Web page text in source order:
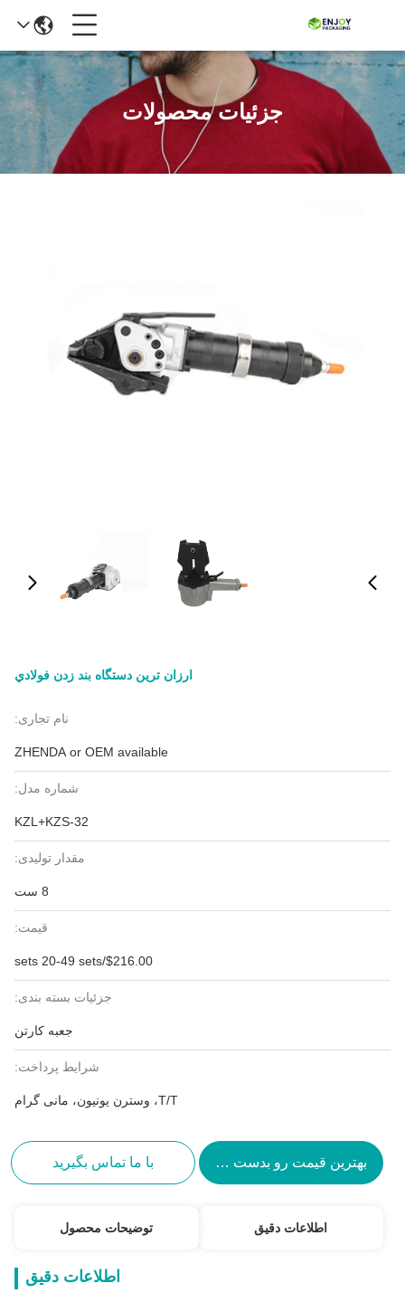
جزئیات محصولات
ارزان ترين دستگاه بند زدن فولادي
نام تجاری:
ZHENDA or OEM available
شماره مدل:
KZL+KZS-32
مقدار تولیدی:
8 ست
قیمت:
$216.00/sets 20-49 sets
جزئیات بسته بندی:
جعبه کارتن
شرایط پرداخت:
T/T، وسترن یونیون، مانی گرام
بهترین قیمت رو بدست بیار با ما تماس بگیرید
اطلاعات دقیق توضیحات محصول
اطلاعات دقیق